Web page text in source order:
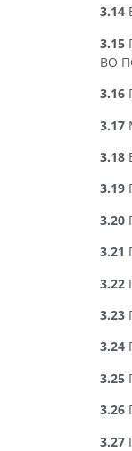
3.14
3.15
ВО
3.16
3.17
3.18
3.19
3.20
3.21
3.22
3.23
3.24
3.25
3.26
3.27